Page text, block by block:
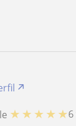
★ ★ ★ ★ ★